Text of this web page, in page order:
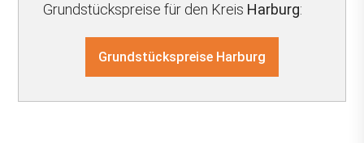
Grundstückspreise für den Kreis Harburg:
Grundstückspreise Harburg